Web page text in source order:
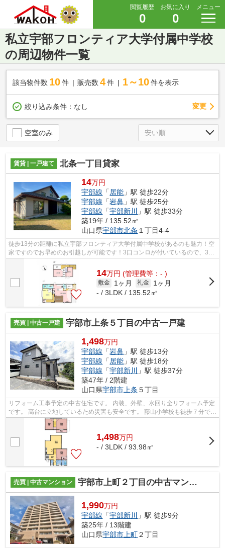
閲覧履歴
0
お気に入り
0
メニュー
私立宇部フロンティア大学付属中学校
の周辺物件一覧
該当物件数 10件 販売数 4 件 1～10 件を表示
絞り込み条件： なし 変更
空室のみ
賃貸 | 一戸建て 北条一丁目貸家
14万円
宇部線 「 居能 」駅 徒歩22分
宇部線 「岩鼻 」駅 徒歩25分
宇部線 「宇部新川
」駅 徒歩33分
築19年 / 135.52㎡
山口県宇部市北条 １丁目4-4
徒歩13分の距離に私立宇部フロンティア大学付属中学校があるのも魅力！空
家ですのでお早めのお引越しが可能です！3口コンロが付いているので、3つ
の料理を同時に進められて時短につな...
14万円 (管理費等：- )
敷金 1ヶ月 礼金
1ヶ月
- / 3LDK / 135.52㎡
売買 | 中古一戸建 宇部市上条５丁目の中古一戸建
1,498万円
宇部線 「岩鼻 」駅 徒歩13分
宇部線 「 居能 」駅 徒歩18分
宇部線 「宇部新川
」駅 徒歩37分
築47年 / 2階建
山口県宇部市 上条 ５丁目
リフォーム工事予定の中古住宅です。 内装、外壁、水回り全リフォーム予定
です。 高台に立地しているため災害も安全です。 藤山小学校も徒歩７分です
ので、お子様にいるご家庭にもおす...
1,498万円
- / 3LDK / 93.98㎡
売買 | 中古マンション 宇部市上町２丁目の中古マンション
1,990万円
宇部線 「宇部新川
」駅 徒歩9分
築25年 / 13階建
山口県宇部市 上町２丁目